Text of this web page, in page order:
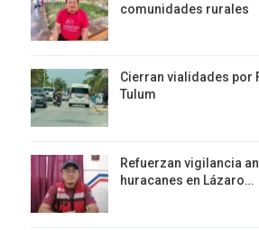
comunidades rurales
Cierran vialidades por
Tulum
Refuerzan vigilancia
huracanes en Lázaro…